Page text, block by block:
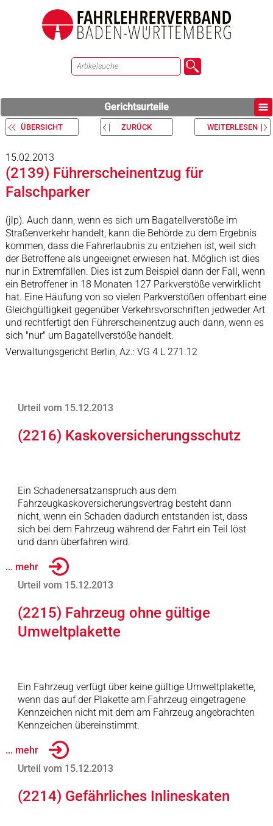
Gerichtsurteile
ÜBERSICHT ZURÜCK WEITERLESEN
15.02.2013
(2139) Führerscheinentzug für
Falschparker
(jlp). Auch dann, wenn es sich um Bagatellverstöße im
Straßenverkehr handelt, kann die Behörde zu dem Ergebnis
kommen, dass die Fahrerlaubnis zu entziehen ist, weil sich
der Betroffene als ungeeignet erwiesen hat. Möglich ist dies
nur in Extremfällen. Dies ist zum Beispiel dann der Fall, wenn
ein Betroffener in 18 Monaten 127 Parkverstöße verwirklicht
hat. Eine Häufung von so vielen Parkverstößen offenbart eine
Gleichgültigkeit gegenüber Verkehrsvorschriften jedweder Art
und rechtfertigt den Führerscheinentzug auch dann, wenn es
sich "nur" um Bagatellverstöße handelt.
Verwaltungsgericht Berlin, Az.: VG 4 L 271.12
Urteil vom 15.12.2013
(2216) Kaskoversicherungsschutz
Ein Schadenersatzanspruch aus dem
Fahrzeugkaskoversicherungsvertrag besteht dann
nicht, wenn ein Schaden dadurch entstanden ist, dass
sich bei dem Fahrzeug während der Fahrt ein Teil löst
und dann überfahren wird.
... mehr
Urteil vom 15.12.2013
(2215) Fahrzeug ohne gültige
Umweltplakette
Ein Fahrzeug verfügt über keine gültige Umweltplakette,
wenn das auf der Plakette am Fahrzeug eingetragene
Kennzeichen nicht mit dem am Fahrzeug angebrachten
Kennzeichen übereinstimmt.
... mehr
Urteil vom 15.12.2013
(2214) Gefährliches Inlineskaten